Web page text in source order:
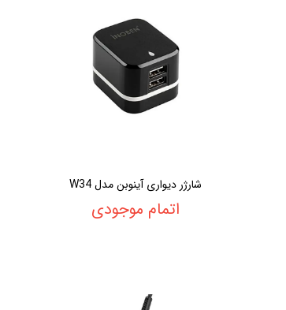
شارژر دیواری آینوبن مدل W34
اتمام موجودی